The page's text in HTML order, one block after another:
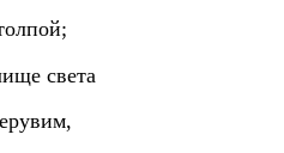
света